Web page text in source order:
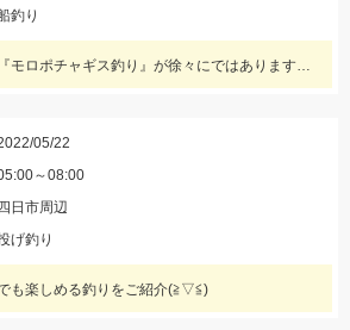
釣り
めっちゃ近場の『モロポチャギス釣り』が徐々にではありますが釣れ出して来てますよッ(*⁰▿⁰*)
05/22
～08:00
四日市周辺
げ釣り
も楽しめる釣りをご紹介(≧▽≦)